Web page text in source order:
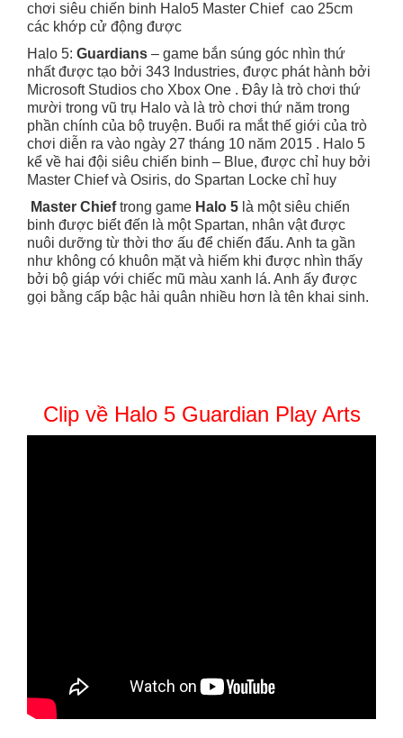
chơi siêu chiến binh Halo5 Master Chief cao 25cm
các khớp cử động được
Halo 5: Guardians – game bắn súng góc nhìn thứ
nhất được tạo bởi 343 Industries, được phát hành bởi
Microsoft Studios cho Xbox One . Đây là trò chơi thứ
mười trong vũ trụ Halo và là trò chơi thứ năm trong
phần chính của bộ truyện. Buổi ra mắt thế giới của trò
chơi diễn ra vào ngày 27 tháng 10 năm 2015 . Halo 5
kể về hai đội siêu chiến binh – Blue, được chỉ huy bởi
Master Chief và Osiris, do Spartan Locke chỉ huy
Master Chieftrong game Halo 5 là một siêu chiến
binh được biết đến là một Spartan, nhân vật được
nuôi dưỡng từ thời thơ ấu để chiến đấu. Anh ta gần
như không có khuôn mặt và hiếm khi được nhìn thấy
bởi bộ giáp với chiếc mũ màu xanh lá. Anh ấy được
gọi bằng cấp bậc hải quân nhiều hơn là tên khai sinh.
Clip về Halo 5 Guardian Play Arts